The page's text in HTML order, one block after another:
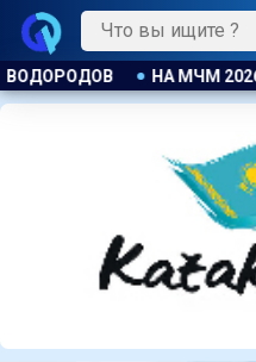
БАРЬЕРИСТЫ